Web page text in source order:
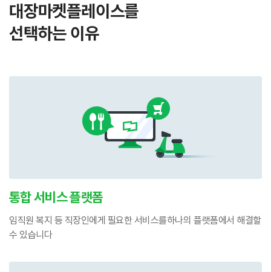
대장마켓플레이스를
선택하는 이유
통합 서비스 플랫폼
임직원 복지 등 직장인에게 필요한 서비스를하나의 플랫폼에서 해결할
수 있습니다